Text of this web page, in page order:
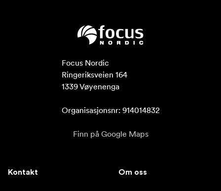
Focus Nordic
Ringeriksveien 164
1339 Vøyenenga
Organisasjonsnr: 914014832
Finn på Google Maps
Kontakt Om oss